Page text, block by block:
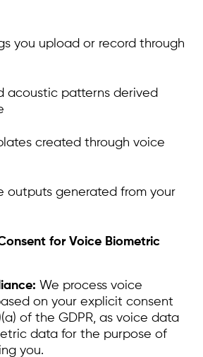
you upload or record through
acoustic patterns derived
created through voice
outputs generated from your
for Voice Biometric
We process voice
on your explicit consent
of the GDPR, as voice data
data for the purpose of
you.